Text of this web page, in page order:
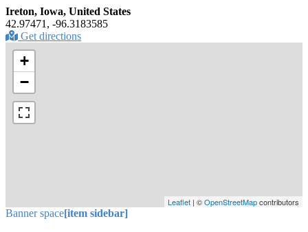
Ireton, Iowa, United States
42.97471, -96.3183585
Get directions
+
−
Leaflet | ©OpenStreetMapcontributors
Banner space[item sidebar]